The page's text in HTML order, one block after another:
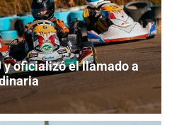
y oficializó el llamado a